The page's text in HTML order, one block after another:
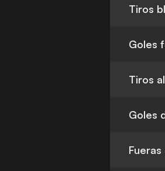
Tiros
Goles
Tiros
Goles